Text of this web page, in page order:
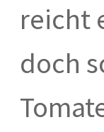
reicht
doch